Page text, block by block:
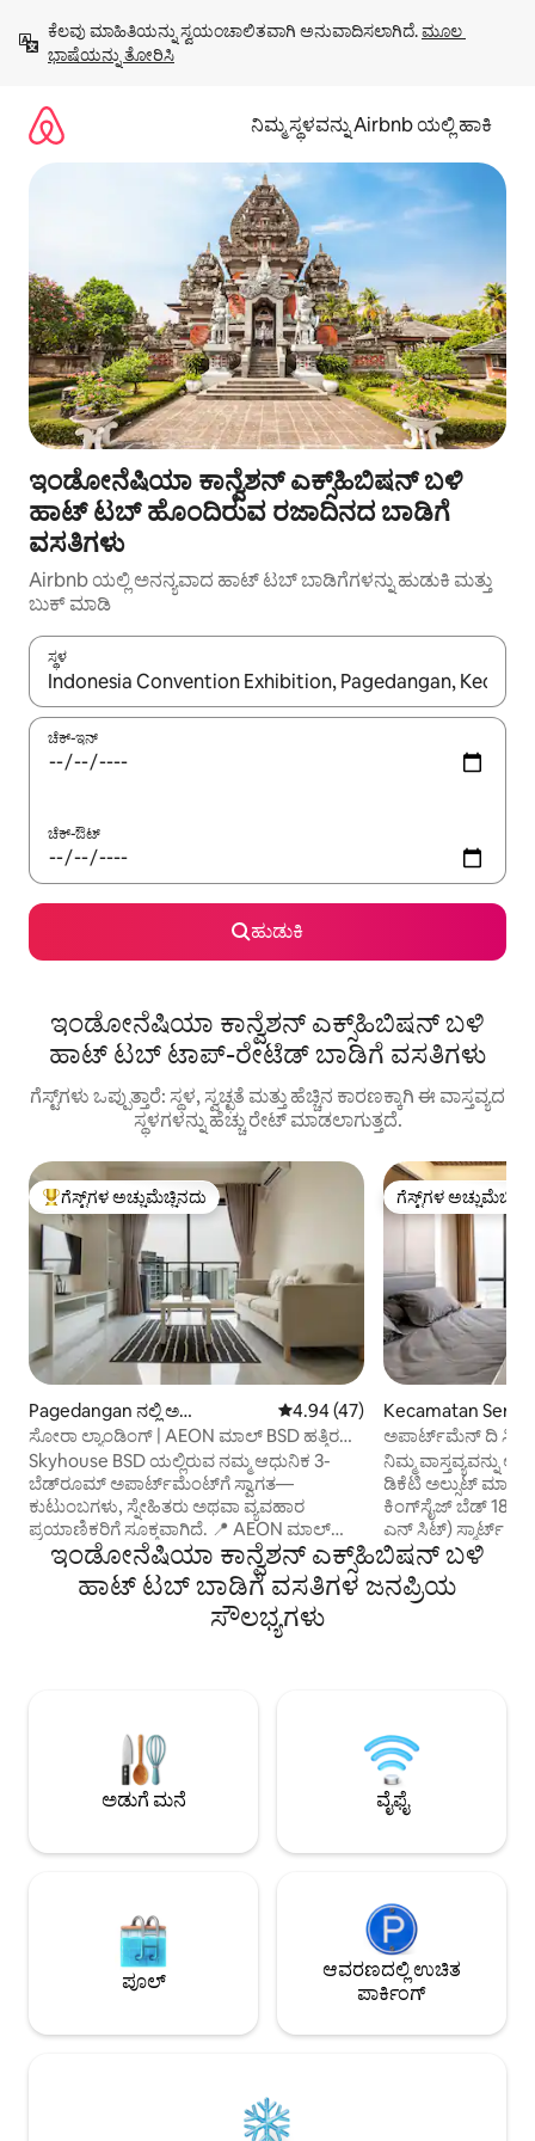
ಹೋಗಿ
ಕೆಲವು ಮಾಹಿತಿಯನ್ನು ಸ್ವಯಂಚಾಲಿತವಾಗಿ ಅನುವಾದಿಸಲಾಗಿದೆ. ಮೂಲ
ಭಾಷೆಯನ್ನು ತೋರಿಸಿ
ನಿಮ್ಮ ಸ್ಥಳವನ್ನು Airbnb ಯಲ್ಲಿ ಹಾಕಿ
ಇಂಡೋನೆಷಿಯಾ ಕಾನ್ವೆಶನ್ ಎಕ್ಸ್‌ಹಿಬಿಷನ್ ಬಳಿ
ಹಾಟ್ ಟಬ್ ಹೊಂದಿರುವ ರಜಾದಿನದ ಬಾಡಿಗೆ
ವಸತಿಗಳು
Airbnb ಯಲ್ಲಿ ಅನನ್ಯವಾದ ಹಾಟ್ ‌ಟಬ್ ಬಾಡಿಗೆಗಳನ್ನು ಹುಡುಕಿ ಮತ್ತು
ಬುಕ್ ಮಾಡಿ
ಸ್ಥಳ
ಫಲಿತಾಂಶಗಳು ಲಭ್ಯವಿರುವಾಗ, ಅಪ್ ಮತ್ತು ಡೌನ್ ಬಾಣದ ಕೀಲಿಗಳೊಂದಿಗೆ
ಚೆಕ್-ಇನ್
ಚೆಕ್-ಔಟ್
ಹುಡುಕಿ
ಇಂಡೋನೆಷಿಯಾ ಕಾನ್ವೆಶನ್ ಎಕ್ಸ್‌ಹಿಬಿಷನ್ ಬಳಿ
ಹಾಟ್ ಟಬ್ ಟಾಪ್-ರೇಟೆಡ್ ಬಾಡಿಗೆ ವಸತಿಗಳು
ಗೆಸ್ಟ್‌ಗಳು ಒಪ್ಪುತ್ತಾರೆ: ಸ್ಥಳ, ಸ್ವಚ್ಛತೆ ಮತ್ತು ಹೆಚ್ಚಿನ ಕಾರಣಕ್ಕಾಗಿ ಈ ವಾಸ್ತವ್ಯದ
ಸ್ಥಳಗಳನ್ನು ಹೆಚ್ಚು ರೇಟ್ ಮಾಡಲಾಗುತ್ತದೆ.
ಗೆಸ್ಟ್‌ಗಳಿಗೆ ಅತಿ ಹೆಚ್ಚು ಅಚ್ಚುಮೆಚ್ಚಿನದು
ಗೆಸ್ಟ್‌ಗಳ ಅಚ್ಚುಮೆಚ್ಚಿನದು
Pagedangan ನಲ್ಲಿ ಅ
ಪಾರ್ಟ್‌ಮಂಟ್
5 ರಲ್ಲಿ 4.94 ಸರಾಸರಿ ರೇಟಿಂಗ್, 47
4.94 (47)
ಸೋರಾ ಲ್ಯಾಂಡಿಂಗ್ | AEON ಮಾಲ್ BSD ಹತ್ತಿರ
3BR
Skyhouse BSD ಯಲ್ಲಿರುವ ನಮ್ಮ ಆಧುನಿಕ 3-
ಬೆಡ್‌ರೂಮ್ ಅಪಾರ್ಟ್‌ಮೆಂಟ್‌ಗೆ ಸ್ವಾಗತ—
ಕುಟುಂಬಗಳು, ಸ್ನೇಹಿತರು ಅಥವಾ ವ್ಯವಹಾರ
ಪ್ರಯಾಣಿಕರಿಗೆ ಸೂಕ್ತವಾಗಿದೆ. 📍 AEON ಮಾಲ್
BSD ಗೆ 1-ನಿಮಿಷದ ನಡಿಗೆ ದೂರದಲ್ಲಿದೆ,
ಹತ್ತಿರದಲ್ಲಿಯೇ ರೆಸ್ಟೋರೆಂಟ್‌ಗಳು, ಕೆಫೆಗಳು, ಸಿನೆಮಾ,
ಶಾಪಿಂಗ್ ಮತ್ತು ದೈನಂದಿನ ಅಗತ್ಯ ವಸ್ತುಗಳ
ಕ್ವೀನ್ ಬೆಡ್ ಮತ್ತು 2 ಸಿಂಗಲ್ ಬೆಡ್‌ಗಳನ್ನು
ಸೌನಾಕ್ಕೆ ಪ್ರವೇಶ. 🔑 ಸ್ವಯಂ ಚೆಕ್-ಇನ್ ಮತ್ತು
ಸ್ಪಂದಿಸುವ ಹೋಸ್ಟ್. ಸ್ವಚ್ಛ ಮತ್ತು ಉತ್ತಮವಾಗಿ
ನಿರ್ವಹಿಸಲಾಗಿದೆ, ಗರಿಷ್ಠ 4 ಗೆಸ್ಟ್‌ಗಳಿಗೆ ಸೂಕ್ತವಾಗಿದೆ.
ಧೂಮಪಾನ 🚫 ಮಾಡಬೇಡಿ.
ಗೆಸ್ಟ್‌ಗಳ
ಗೆಸ್ಟ್‌ಗಳ
Kecamatan
ನಲ್ಲಿ ಕಾಂಡೋ
ಅಪಾರ್ಟ್‌ಮೆನ್ ದಿ ಸ್ಮಿತ್
ಜೆಕೆಟಿ ಬಾಂಟೆನ್
ನಿಮ್ಮ ವಾಸ್ತವ್ಯವನ್ನು
ಡಿಕೆಟಿ ಅಲ್ಸುಟ್ ಮಾಲ್
ಕಿಂಗ್‌ಸೈಜ್ ಬೆಡ್
ಎನ್ ಸಿಟ್) ಸ್ಮಾರ್ಟ್
ನೆಟ್‌ಫ್ಲಿಕ್ಸ್, ವೆಟ್ವಿ,
ಬಿಸಿ ಮತ್ತು
ಸ್ಟೌ ಸೆಟ್ರಿಕಾ
ರೂಮ್‌ನಿಂದ ನೀವು
ವೀಕ್ಷಿಸಿ ಇನ್ಫಿನಿಟಿ ಪೂಲ್
ಮಾರ್ಮರ್ & ಪಾರ್ಕಿಟ್
ಇಂಡೋನೆಷಿಯಾ ಕಾನ್ವೆಶನ್ ಎಕ್ಸ್‌ಹಿಬಿಷನ್ ಬಳಿ
ಹಾಟ್ ಟಬ್ ಬಾಡಿಗೆ ವಸತಿಗಳ ಜನಪ್ರಿಯ
ಸೌಲಭ್ಯಗಳು
ಅಡುಗೆ ಮನೆ ವೈಫೈ
ಪೂಲ್
ಆವರಣದಲ್ಲಿ ಉಚಿತ
ಪಾರ್ಕಿಂಗ್